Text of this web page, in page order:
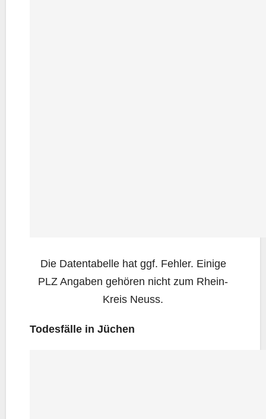
Die Daten­ta­bel­le hat ggf. Feh­ler. Eini­ge
PLZ Anga­ben gehö­ren nicht zum Rhein-
Kreis Neuss.
Todes­fäl­le in Jüchen